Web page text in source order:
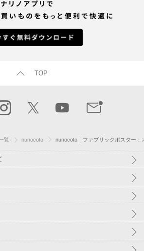
TOP
覧 nunocoto nunocoto｜ファブリックポスター